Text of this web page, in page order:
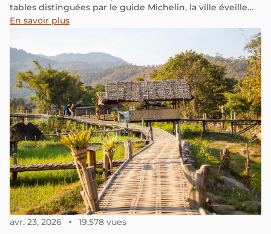
tables distinguées par le guide Michelin, la ville éveille
tous les sens.
En savoir plus
avr. 23, 2026 19,578 vues